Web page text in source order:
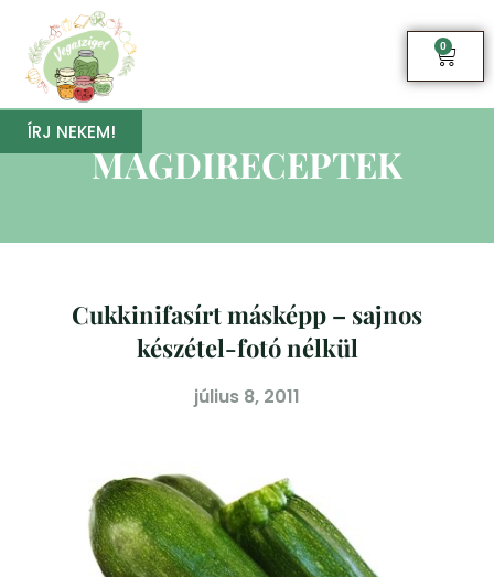
0
ÍRJ NEKEM!
MAGDIRECEPTEK
Cukkinifasírt másképp – sajnos
készétel-fotó nélkül
július 8, 2011